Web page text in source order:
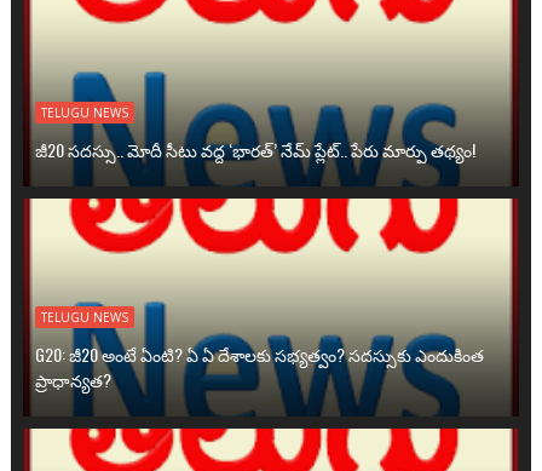
TELUGU NEWS
జీ20 సదస్సు.. మోదీ సీటు వద్ద ‘భారత్’ నేమ్ ప్లేట్‌.. పేరు మార్పు తథ్యం!
TELUGU NEWS
G20: జీ20 అంటే ఏంటి? ఏ ఏ దేశాలకు సభ్యత్వం? సదస్సుకు ఎందుకింత
ప్రాధాన్యత?